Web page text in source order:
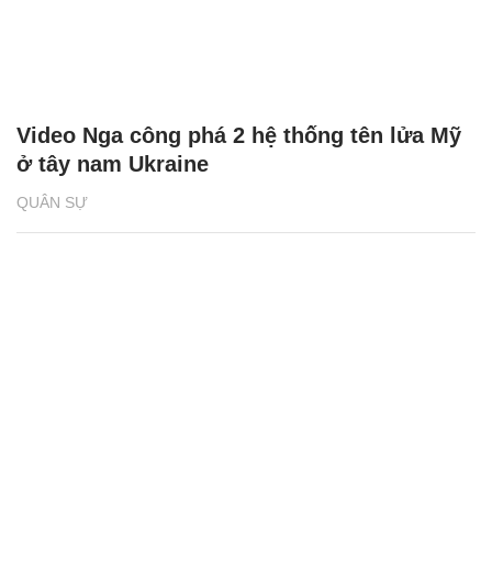
QUÂN SỰ
Video Nga công phá 2 hệ thống tên lửa Mỹ
ở tây nam Ukraine